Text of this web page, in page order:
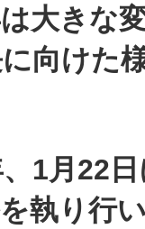
大きな
向けた
1月22
執り行